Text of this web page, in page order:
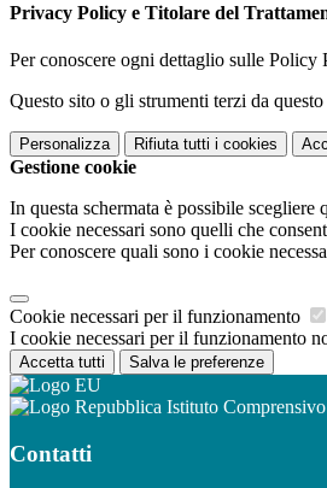
Privacy Policy e Titolare del
Per conoscere ogni dettaglio sulle Policy
Questo sito o gli strumenti terzi da
Personalizza Rifiuta tutti i cookies
Gestione cookie
In questa schermata è possibile scegliere
I cookie necessari sono quelli che
Per conoscere quali sono i cookie
Cookie necessari per il funzionamento
I cookie necessari per il funzionamento
Accetta tutti Salva le preferenze
Istituto
Contatti